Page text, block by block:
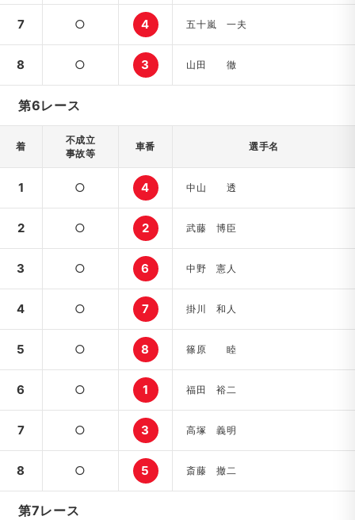
7 ○ 4 五十嵐 一夫
8 ○ 3 山田 徹
第6レース
着
不成立
事故等
車番 選手名
1 ○ 4 中山 透
2 ○ 2 武藤 博臣
3 ○ 6 中野 憲人
4 ○ 7 掛川 和人
5 ○ 8 篠原 睦
6 ○ 1 福田 裕二
7 ○ 3 高塚 義明
8 ○ 5 斎藤 撤二
第7レース